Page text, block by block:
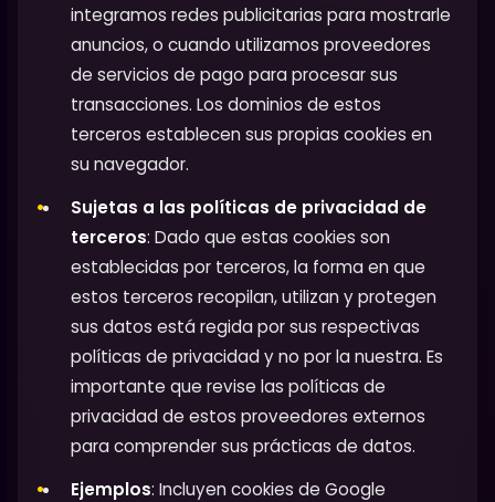
integramos redes publicitarias para mostrarle
anuncios, o cuando utilizamos proveedores
de servicios de pago para procesar sus
transacciones. Los dominios de estos
terceros establecen sus propias cookies en
su navegador.
Sujetas a las políticas de privacidad de
terceros: Dado que estas cookies son
establecidas por terceros, la forma en que
estos terceros recopilan, utilizan y protegen
sus datos está regida por sus respectivas
políticas de privacidad y no por la nuestra. Es
importante que revise las políticas de
privacidad de estos proveedores externos
para comprender sus prácticas de datos.
Ejemplos: Incluyen cookies de Google